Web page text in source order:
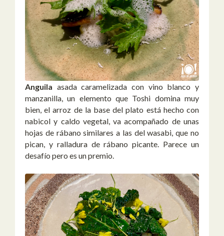
Anguila asada caramelizada con vino blanco y
manzanilla, un elemento que Toshi domina muy
bien, el arroz de la base del plato está hecho con
nabicol y caldo vegetal, va acompañado de unas
hojas de rábano similares a las del wasabi, que no
pican, y ralladura de rábano picante. Parece un
desafío pero es un premio.